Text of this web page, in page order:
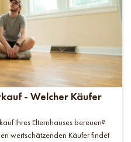
- Welcher Käufer
Ihres Elternhauses bereuen?
wertschätzenden Käufer findet